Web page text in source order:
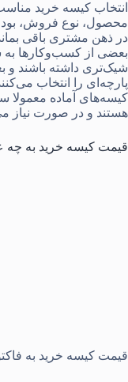
انتخاب کیسه خرید
محصول، نوع فروش،
در ذهن مشتری باقی
بعضی از کسب‌وکارها به
شیک‌تری داشته باشند و
پارچه‌ای را انتخاب
کیسه‌های آماده معمولا
هستند و در صورت نیاز
قیمت کیسه خرید به چه
قیمت کیسه خرید به